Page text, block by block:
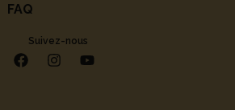
FAQ
Suivez-nous